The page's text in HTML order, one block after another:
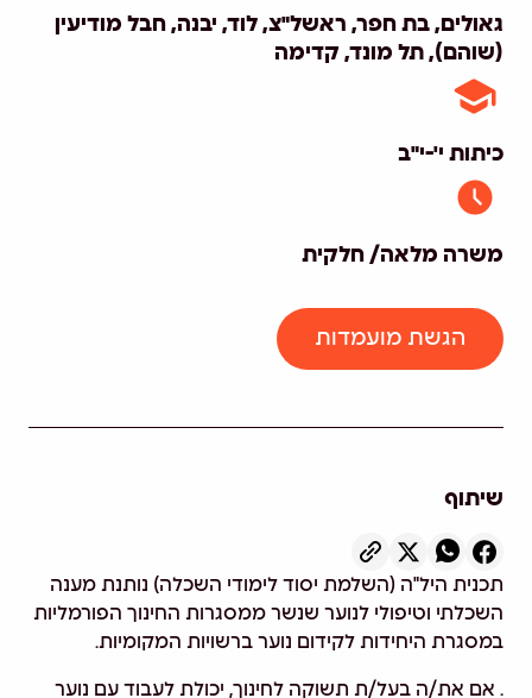
גאולים, בת חפר, ראשל"צ, לוד, יבנה, חבל מודיעין
(שוהם), תל מונד, קדימה
כיתות י'-י"ב
משרה מלאה/ חלקית
הגשת מועמדות
שיתוף
תכנית היל"ה (השלמת יסוד לימודי השכלה) נותנת מענה
השכלתי וטיפולי לנוער שנשר ממסגרות החינוך הפורמליות
במסגרת היחידות לקידום נוער ברשויות המקומיות.
. אם את/ה בעל/ת תשוקה לחינוך, יכולת לעבוד עם נוער